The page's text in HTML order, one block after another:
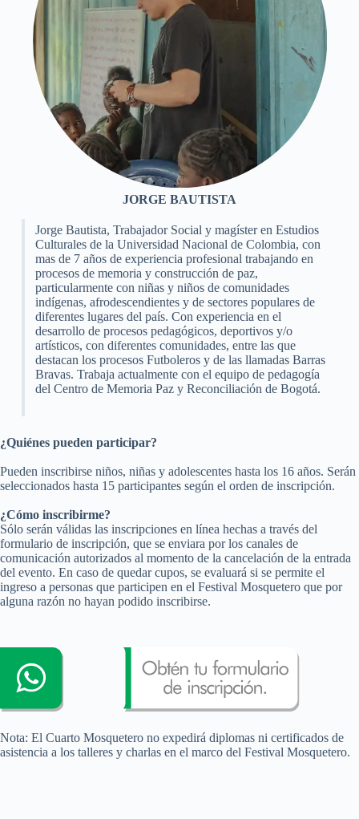
JORGE BAUTISTA
Jorge Bautista, Trabajador Social y magíster en Estudios
Culturales de la Universidad Nacional de Colombia, con
mas de 7 años de experiencia profesional trabajando en
procesos de memoria y construcción de paz,
particularmente con niñas y niños de comunidades
indígenas, afrodescendientes y de sectores populares de
diferentes lugares del país. Con experiencia en el
desarrollo de procesos pedagógicos, deportivos y/o
artísticos, con diferentes comunidades, entre las que
destacan los procesos Futboleros y de las llamadas Barras
Bravas. Trabaja actualmente con el equipo de pedagogía
del Centro de Memoria Paz y Reconciliación de Bogotá.
¿Quiénes pueden participar?
Pueden inscribirse niños, niñas y adolescentes hasta los 16 años. Serán
seleccionados hasta 15 participantes según el orden de inscripción.
¿Cómo inscribirme?
Sólo serán válidas las inscripciones en línea hechas a través del
formulario de inscripción, que se enviara por los canales de
comunicación autorizados al momento de la cancelación de la entrada
del evento. En caso de quedar cupos, se evaluará si se permite el
ingreso a personas que participen en el Festival Mosquetero que por
alguna razón no hayan podido inscribirse.
Nota: El Cuarto Mosquetero no expedirá diplomas ni certificados de
asistencia a los talleres y charlas en el marco del Festival Mosquetero.